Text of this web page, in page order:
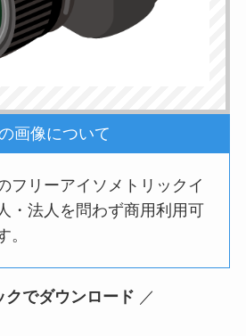
画像について
フリーアイソメトリックイ
・法人を問わず商用利用可
。
クでダウンロード ／